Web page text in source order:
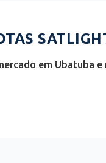
em Ubatuba e